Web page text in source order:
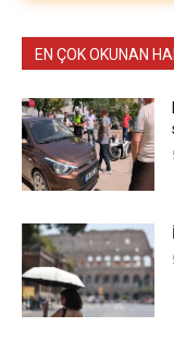
EN ÇOK OKUNAN